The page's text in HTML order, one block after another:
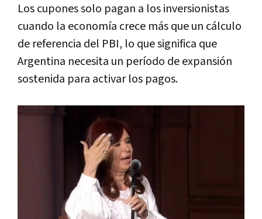
Los cupones solo pagan a los inversionistas
cuando la economía crece más que un cálculo
de referencia del PBI, lo que significa que
Argentina necesita un período de expansión
sostenida para activar los pagos.